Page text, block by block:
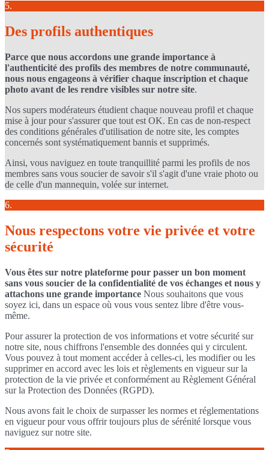
5.
Des profils authentiques
Parce que nous accordons une grande importance à
l'authenticité des profils des membres de notre communauté,
nous nous engageons à vérifier chaque inscription et chaque
photo avant de les rendre visibles sur notre site.
Nos supers modérateurs étudient chaque nouveau profil et chaque
mise à jour pour s'assurer que tout est OK. En cas de non-respect
des conditions générales d'utilisation de notre site, les comptes
concernés sont systématiquement bannis et supprimés.
Ainsi, vous naviguez en toute tranquillité parmi les profils de nos
membres sans vous soucier de savoir s'il s'agit d'une vraie photo ou
de celle d'un mannequin, volée sur internet.
6.
Nous respectons votre vie privée et votre
sécurité
Vous êtes sur notre plateforme pour passer un bon moment
sans vous soucier de la confidentialité de vos échanges et nous y
attachons une grande importance Nous souhaitons que vous
soyez ici, dans un espace où vous vous sentez libre d'être vous-
même.
Pour assurer la protection de vos informations et votre sécurité sur
notre site, nous chiffrons l'ensemble des données qui y circulent.
Vous pouvez à tout moment accéder à celles-ci, les modifier ou les
supprimer en accord avec les lois et règlements en vigueur sur la
protection de la vie privée et conformément au Règlement Général
sur la Protection des Données (RGPD).
Nous avons fait le choix de surpasser les normes et réglementations
en vigueur pour vous offrir toujours plus de sérénité lorsque vous
naviguez sur notre site.